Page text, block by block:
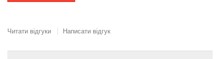
Читати відгуки Написати відгук